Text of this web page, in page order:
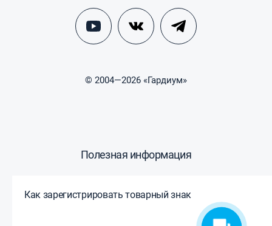
© 2004—2026 «Гардиум»
Полезная информация
Как зарегистрировать товарный знак